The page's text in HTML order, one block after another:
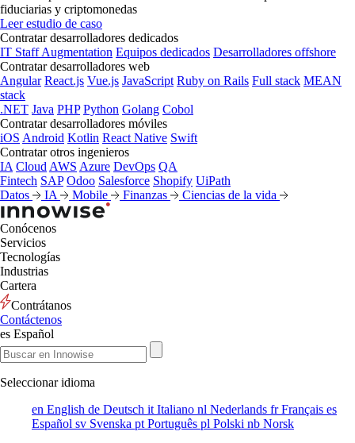
fiduciarias y criptomonedas
Leer estudio de caso
Contratar desarrolladores dedicados
IT Staff Augmentation Equipos dedicados Desarrolladores offshore
Contratar desarrolladores web
Angular React.js Vue.js JavaScript Ruby on Rails Full stack MEAN
stack
.NET Java PHP Python Golang Cobol
Contratar desarrolladores móviles
iOS Android Kotlin React Native Swift
Contratar otros ingenieros
IA Cloud AWS Azure DevOps QA
Fintech SAP Odoo Salesforce Shopify UiPath
Datos
IA Mobile Finanzas Ciencias de la vida
Conócenos
Servicios
Tecnologías
Industrias
Cartera
Contrátanos
Contáctenos
es Español
Seleccionar idioma
en English de Deutsch it Italiano nl Nederlands frFrançais es
Español sv Svenska pt Português pl Polski nb Norsk